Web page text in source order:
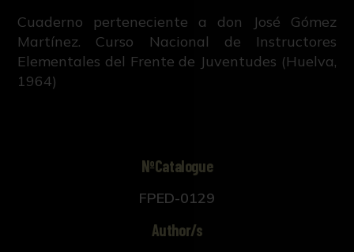
Cuaderno perteneciente a don José Gómez
Martínez. Curso Nacional de Instructores
Elementales del Frente de Juventudes (Huelva,
1964)
NºCatalogue
FPED-0129
Author/s